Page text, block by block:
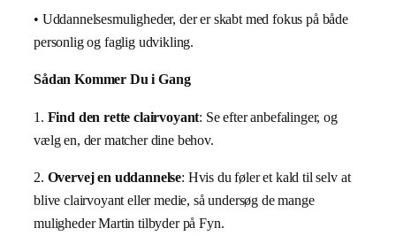
• Uddannelsesmuligheder, der er skabt med fokus på både
personlig og faglig udvikling.
Sådan Kommer Du i Gang
1. Find den rette clairvoyant: Se efter anbefalinger, og
vælg en, der matcher dine behov.
2. Overvej en uddannelse: Hvis du føler et kald til selv at
blive clairvoyant eller medie, så undersøg de mange
muligheder Martin tilbyder på Fyn.